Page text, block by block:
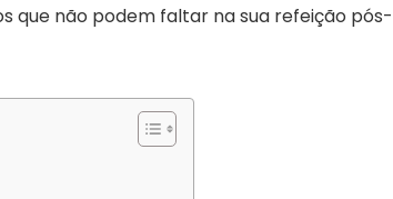
que não podem faltar na sua refeição pós-